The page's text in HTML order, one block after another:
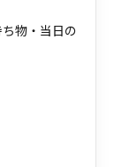
物・当日の